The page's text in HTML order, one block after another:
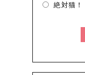
絶対猫！